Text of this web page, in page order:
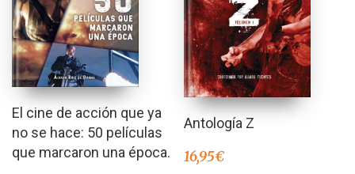
El cine de acción que ya
no se hace: 50 películas
que marcaron una época.
Antología Z
16,95€